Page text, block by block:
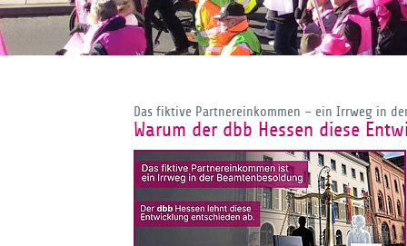
Das fiktive Partnereinkommen – ein Irrweg in
Warum der dbb Hessen diese